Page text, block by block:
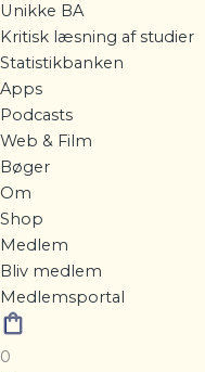
Unikke BA
Kritisk læsning af studier
Statistikbanken
Apps
Podcasts
Web & Film
Bøger
Om
Shop
Medlem
Bliv medlem
Medlemsportal
0